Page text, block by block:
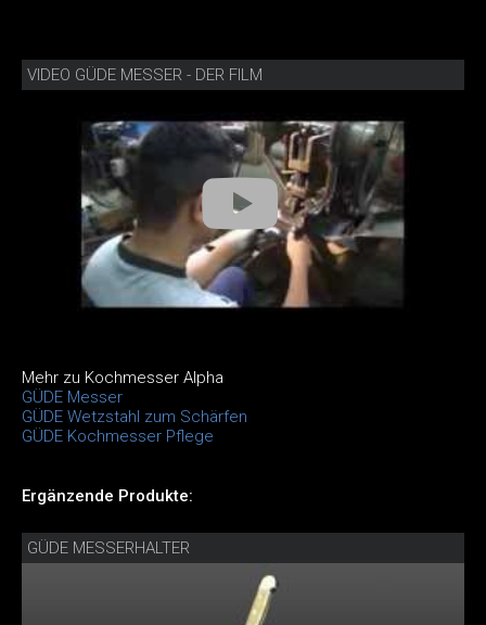
VIDEO GÜDE MESSER - DER FILM
Mehr zu Kochmesser Alpha
GÜDE Messer
GÜDE Wetzstahl zum Schärfen
GÜDE Kochmesser Pflege
Ergänzende Produkte:
GÜDE MESSERHALTER